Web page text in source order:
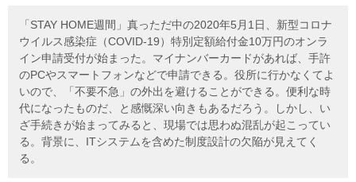
「STAY HOME週間」真っただ中の2020年5月1日、新型コロナ
ウイルス感染症（COVID-19）特別定額給付金10万円のオンラ
イン申請受付が始まった。マイナンバーカードがあれば、手許
のPCやスマートフォンなどで申請できる。役所に行かなくてよ
いので、「不要不急」の外出を避けることができる。便利な時
代になったものだ、と感慨深い向きもあるだろう。しかし、い
ざ手続きが始まってみると、現場では思わぬ混乱が起こってい
る。背景に、ITシステムを含めた制度設計の欠陥が見えてく
る。